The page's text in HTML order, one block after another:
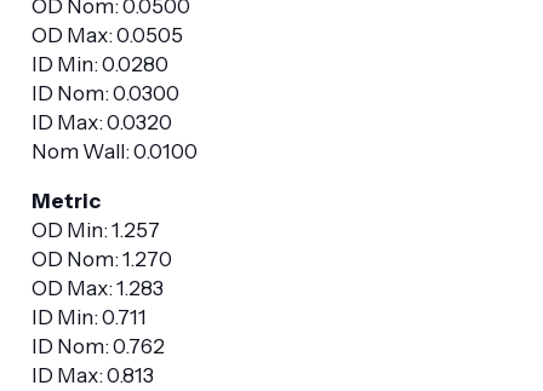
OD Nom: 0.0500
OD Max: 0.0505
ID Min: 0.0280
ID Nom: 0.0300
ID Max: 0.0320
Nom Wall: 0.0100
Metric
OD Min: 1.257
OD Nom: 1.270
OD Max: 1.283
ID Min: 0.711
ID Nom: 0.762
ID Max: 0.813